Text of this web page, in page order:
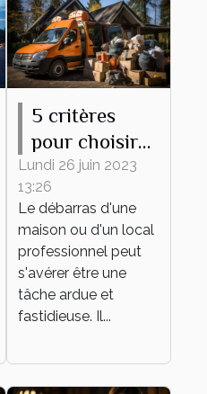
5 critères
pour choisir
une entreprise
de débarras
Lundi 26 juin 2023
13:26
Le débarras d'une
maison ou d'un local
professionnel peut
s'avérer être une
tâche ardue et
fastidieuse. Il...